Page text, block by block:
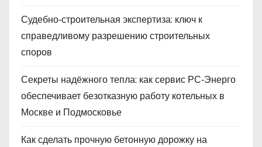
Судебно‑строительная экспертиза: ключ к
справедливому разрешению строительных
споров
Секреты надёжного тепла: как сервис РС‑Энерго
обеспечивает безотказную работу котельных в
Москве и Подмосковье
Как сделать прочную бетонную дорожку на